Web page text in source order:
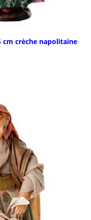
cm crèche napolitaine